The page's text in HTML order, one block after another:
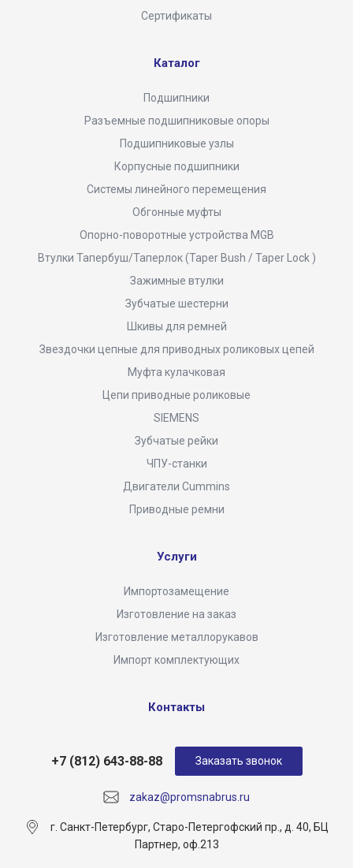
Сертификаты
Каталог
Подшипники
Разъемные подшипниковые опоры
Подшипниковые узлы
Корпусные подшипники
Системы линейного перемещения
Обгонные муфты
Опорно-поворотные устройства MGB
Втулки Тапербуш/Таперлок (Taper Bush / Taper Lock )
Зажимные втулки
Зубчатые шестерни
Шкивы для ремней
Звездочки цепные для приводных роликовых цепей
Муфта кулачковая
Цепи приводные роликовые
SIEMENS
Зубчатые рейки
ЧПУ-станки
Двигатели Cummins
Приводные ремни
Услуги
Импортозамещение
Изготовление на заказ
Изготовление металлорукавов
Импорт комплектующих
Контакты
zakaz@promsnabrus.ru
+7 (812) 643-88-88
г. Санкт-Петербург, Старо-Петергофский пр., д. 40, БЦ
Партнер, оф.213
Заказать звонок